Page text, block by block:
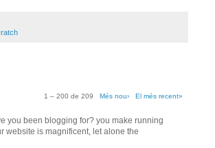
1 – 200 de 209 Més nou› El més recent»
you been blogging for? you make running
website is magnificent, let alone the